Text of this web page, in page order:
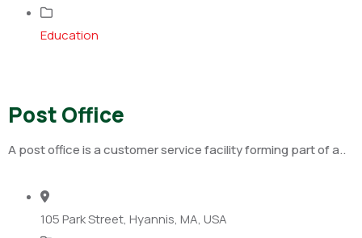
Education
Post Office
A post office is a customer service facility forming part of a..
105 Park Street, Hyannis, MA, USA